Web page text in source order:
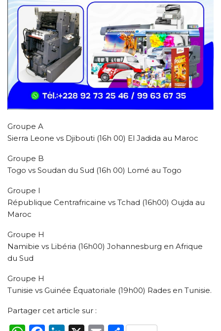
Groupe A
Sierra Leone vs Djibouti (16h 00) El Jadida au Maroc
Groupe B
Togo vs Soudan du Sud (16h 00) Lomé au Togo
Groupe I
République Centrafricaine vs Tchad (16h00) Oujda au
Maroc
Groupe H
Namibie vs Libéria (16h00) Johannesburg en Afrique
du Sud
Groupe H
Tunisie vs Guinée Équatoriale (19h00) Rades en Tunisie.
Partager cet article sur :